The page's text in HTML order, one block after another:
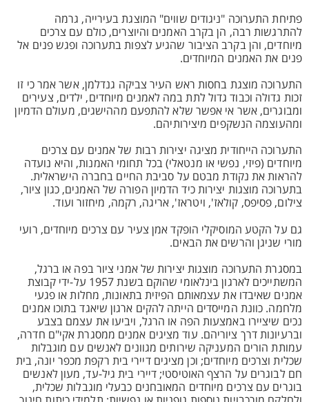
פתיחת התערוכה "ניגודים שווים" המוצגת בעירייה, גרמה
להתרגשות רבה, הן בקרב האמנים והיוצרים, כולם עם צרכים
מיוחדים, והן בקרב הציבור שהגיע לצפות בתערוכה ופגש פנים אל
פנים את האמנים המיוחדים.
התערוכה מוצגת בחסות ראש העיר צביקה גנדלמן, אשר אמר כי זו
זכות גדולה וכבוד גדול לתת במה לאמנים מיוחדים, ילדים, צעירים
ומבוגרים, אשר אי אפשר שלא להתפעם מההישגים, מעולם הדמיון
ומהעוצמה הנשקפים מיצירותיהם.
התערוכה הייחודית מציגה יצירות רבות של אמנים עם צרכים
מיוחדים (פיזי, נפשי או מנטאלי) בכל תחומי האמנות, והיא נועדה
להראות את נקודת מבטם על סביבת החיים בחברה הישראלית.
בתערוכה מוצגות יצירות כיד הדמיון הפורה של האמנים, כגון ציור,
צילום, פסיפס, קולאז', ויטראז', אריגה, רקמה, מיחזור ועוד.
גם על הקטע המוסיקלי הופקד אמן צעיר עם צרכים מיוחדים, רועי
מורי שניגן והרשים את הבאים.
במסגרת התערוכה מוצגות יצירות של אמני ציור בפה או ברגל,
המשתייכים לארגון בינלאומי שהוקם בשנת 1957 על-ידי קבוצת
אמנים שאיבדו את עצמאותם הפיזית בתאונות, מחלות או פגעי
מלחמה. כוונת המייסדים הייתה להקים ארגון שיאגד בתוכו אמנים
נכים שיציירו באמצעות הפה או הרגל, ויביעו את עצמם בצבע
וברעיונות דרך ציוריהם. עוד מציגים אמנים ממסגרת אקי"ם חדרה,
עמותת הורים המעניקה שירותים מגוונים לאנשים עם מוגבלות
שכלית וצרכים מיוחדים; וכן מציגים דיירי בית רקפת מכפר יונה, בית
חם לבוגרים על הרצף האוטיסטי; דיירי בית גיל-עד, מעון לאנשים
בוגרים עם צרכים מיוחדים המאובחנים כבעלי מוגבלות שכלית,